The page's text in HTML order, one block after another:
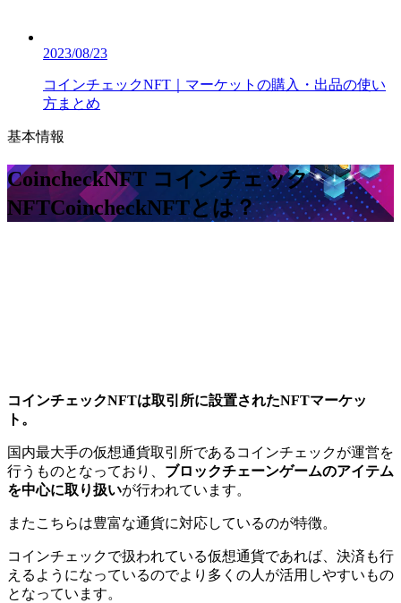
2023/08/23
コインチェックNFT｜マーケットの購入・出品の使い
方まとめ
基本情報
CoincheckNFT コインチェック
NFTCoincheckNFTとは？
コインチェックNFTは取引所に設置されたNFTマーケッ
ト。
国内最大手の仮想通貨取引所であるコインチェックが運営を
行うものとなっており、 ブロックチェーンゲームのアイテム
を中心に取り扱いが行われています。
またこちらは豊富な通貨に対応しているのが特徴。
コインチェックで扱われている仮想通貨であれば、決済も行
えるようになっているのでより多くの人が活用しやすいもの
となっています。